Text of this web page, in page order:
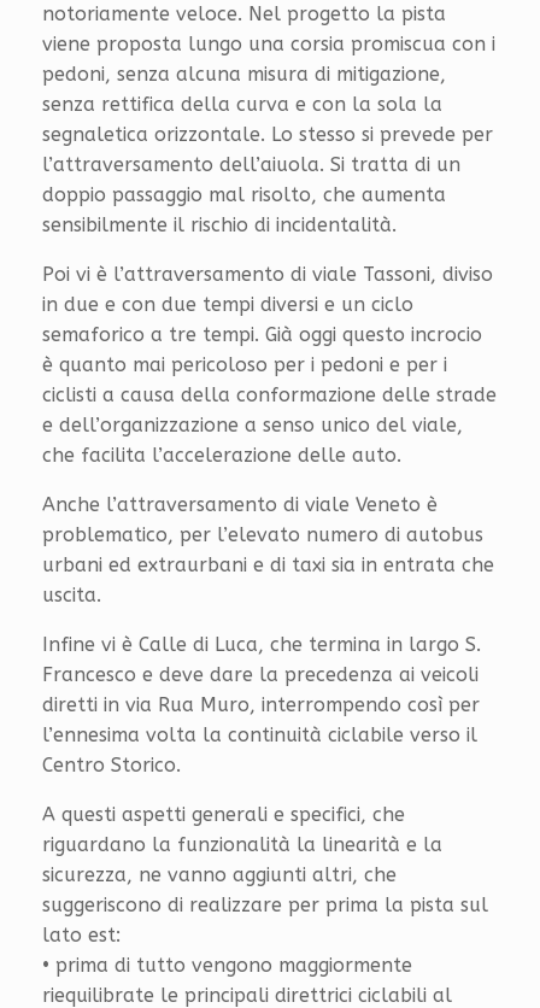
notoriamente veloce. Nel progetto la pista
viene proposta lungo una corsia promiscua con i
pedoni, senza alcuna misura di mitigazione,
senza rettifica della curva e con la sola la
segnaletica orizzontale. Lo stesso si prevede per
l’attraversamento dell’aiuola. Si tratta di un
doppio passaggio mal risolto, che aumenta
sensibilmente il rischio di incidentalità.
Poi vi è l’attraversamento di viale Tassoni, diviso
in due e con due tempi diversi e un ciclo
semaforico a tre tempi. Già oggi questo incrocio
è quanto mai pericoloso per i pedoni e per i
ciclisti a causa della conformazione delle strade
e dell’organizzazione a senso unico del viale,
che facilita l’accelerazione delle auto.
Anche l’attraversamento di viale Veneto è
problematico, per l’elevato numero di autobus
urbani ed extraurbani e di taxi sia in entrata che
uscita.
Infine vi è Calle di Luca, che termina in largo S.
Francesco e deve dare la precedenza ai veicoli
diretti in via Rua Muro, interrompendo così per
l’ennesima volta la continuità ciclabile verso il
Centro Storico.
A questi aspetti generali e specifici, che
riguardano la funzionalità la linearità e la
sicurezza, ne vanno aggiunti altri, che
suggeriscono di realizzare per prima la pista sul
lato est:
• prima di tutto vengono maggiormente
riequilibrate le principali direttrici ciclabili al